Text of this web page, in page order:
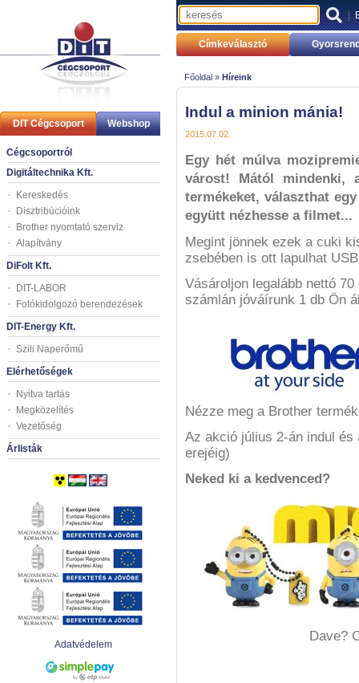
DIT Cégcsoport Webshop
Cégcsoportról
Digitáltechnika Kft.
Kereskedés
Disztribúcióink
Brother nyomtató szerviz
Alapítvány
DiFolt Kft.
DIT-LABOR
Fotókidolgozó berendezések
DIT-Energy Kft.
Szili Naperőmű
Elérhetőségek
Nyitva tartás
Megközelítés
Vezetőség
Árlisták
Adatvédelem
|
Címkeválasztó
Főoldal » Híreink
Indul a minion mánia!
2015.07.02.
Egy hét múlva
várost! Mától mindenki,
termékeket, választhat
együtt nézhesse a filmet...
Megint jönnek ezek a cuki
zsebében is ott lapulhat
Vásároljon legalább nettó
számlán jóváírunk 1 db Ön
Nézze meg a Brother
Az akció július 2-án indul
erejéig)
Neked ki a kedvenced?
Dave?